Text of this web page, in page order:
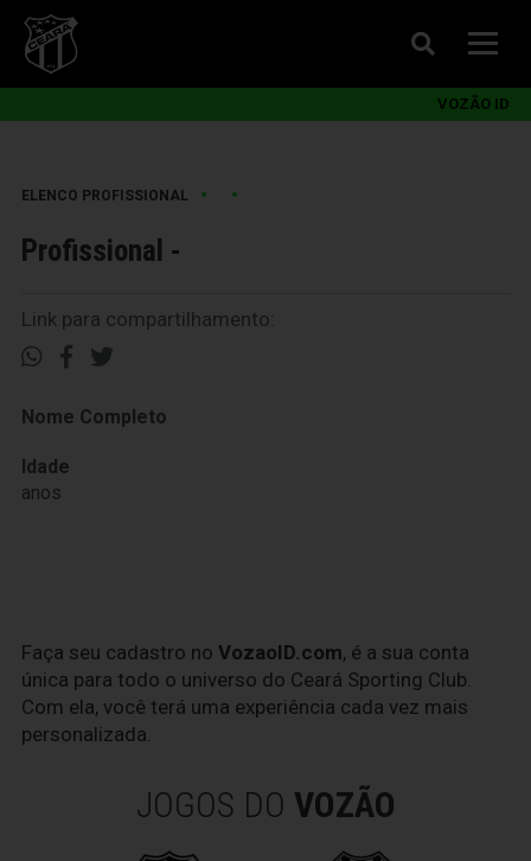
VOZÃO ID
ELENCO PROFISSIONAL • •
Profissional -
Link para compartilhamento:
Nome Completo
Idade
anos
Faça seu cadastro no VozaoID.com, é a sua conta
única para todo o universo do Ceará Sporting Club.
Com ela, você terá uma experiência cada vez mais
personalizada.
JOGOS DO VOZÃO